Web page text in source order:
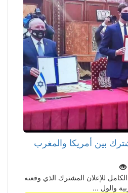
بين أمريكا والمغرب
للإعلان المشترك الذي وقعته
والول ...